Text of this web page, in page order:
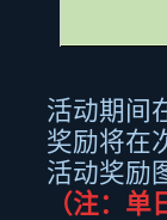
活动期间
奖励将在
活动奖励
（注：单